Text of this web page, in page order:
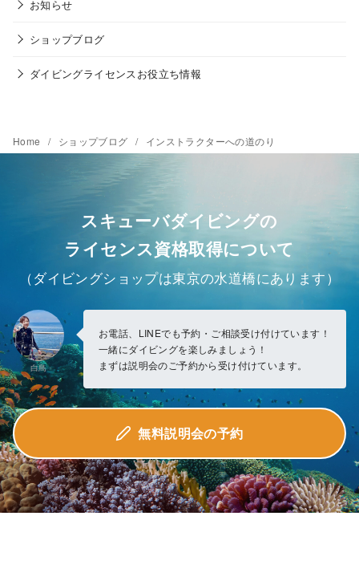
お知らせ
ショップブログ
ダイビングライセンスお役立ち情報
Home ショップブログ インストラクターへの道のり
スキューバダイビングの
ライセンス資格取得について
（ダイビングショップは東京の水道橋にあります）
白鳥
お電話、LINEでも予約・ご相談受け付けています！
一緒にダイビングを楽しみましょう！
まずは説明会のご予約から受け付けています。
無料説明会の予約